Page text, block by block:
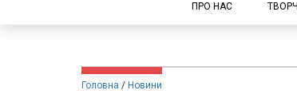
ПРО НАС
Головна Новини